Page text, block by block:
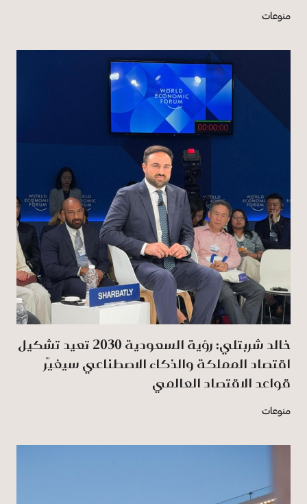
منوعات
خالد شربتلي: رؤية السعودية 2030 تعيد تشكيل
اقتصاد المملكة والذكاء الاصطناعي سيغيّر
قواعد الاقتصاد العالمي
منوعات